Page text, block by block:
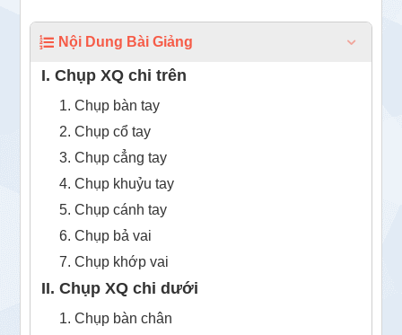
Nội Dung Bài Giảng
I. Chụp XQ chi trên
1. Chụp bàn tay
2. Chụp cổ tay
3. Chụp cẳng tay
4. Chụp khuỷu tay
5. Chụp cánh tay
6. Chụp bả vai
7. Chụp khớp vai
II. Chụp XQ chi dưới
1. Chụp bàn chân